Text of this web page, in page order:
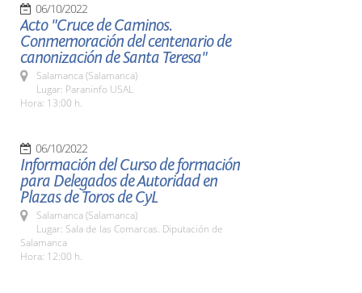
06/10/2022
Acto "Cruce de Caminos.
Conmemoración del centenario de
canonización de Santa Teresa"
Salamanca (Salamanca)
Lugar: Paraninfo USAL
Hora: 13:00 h.
06/10/2022
Información del Curso de formación
para Delegados de Autoridad en
Plazas de Toros de CyL
Salamanca (Salamanca)
Lugar: Sala de las Comarcas. Diputación de
Salamanca
Hora: 12:00 h.